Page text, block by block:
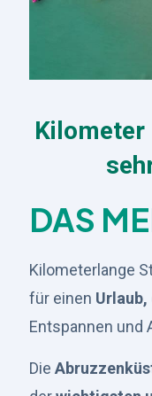
Kilometer
DAS
Kilometerlange
für einen
Entspannen und
Die